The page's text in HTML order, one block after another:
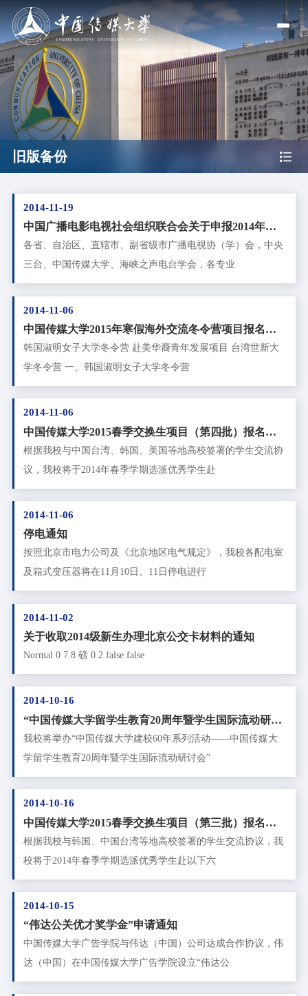
旧版备份
2014-11-19
中国广播电影电视社会组织联合会关于申报2014年度
学术理论研究项目的通知
各省、自治区、直辖市、副省级市广播电视协（学）会，中央
三台、中国传媒大学、海峡之声电台学会，各专业
2014-11-06
中国传媒大学2015年寒假海外交流冬令营项目报名通
知
韩国淑明女子大学冬令营 赴美华裔青年发展项目 台湾世新大
学冬令营 一、韩国淑明女子大学冬令营
2014-11-06
中国传媒大学2015春季交换生项目（第四批）报名通
知
根据我校与中国台湾、韩国、美国等地高校签署的学生交流协
议，我校将于2014年春季学期选派优秀学生赴
2014-11-06
停电通知
按照北京市电力公司及《北京地区电气规定》，我校各配电室
及箱式变压器将在11月10日、11日停电进行
2014-11-02
关于收取2014级新生办理北京公交卡材料的通知
Normal 0 7.8 磅 0 2 false false
2014-10-16
“中国传媒大学留学生教育20周年暨学生国际流动研讨
会”志愿者招募通知
我校将举办“中国传媒大学建校60年系列活动——中国传媒大
学留学生教育20周年暨学生国际流动研讨会”
2014-10-16
中国传媒大学2015春季交换生项目（第三批）报名通
知
根据我校与韩国、中国台湾等地高校签署的学生交流协议，我
校将于2014年春季学期选派优秀学生赴以下六
2014-10-15
“伟达公关优才奖学金”申请通知
中国传媒大学广告学院与伟达（中国）公司达成合作协议，伟
达（中国）在中国传媒大学广告学院设立“伟达公